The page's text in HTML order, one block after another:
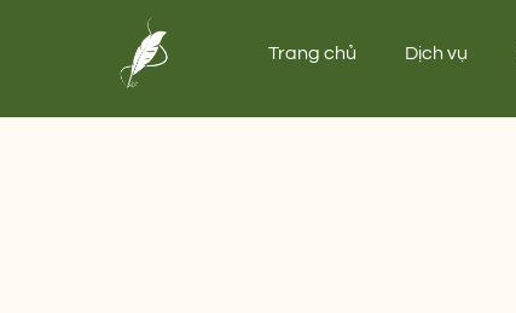
Trang chủ Dịch vụ